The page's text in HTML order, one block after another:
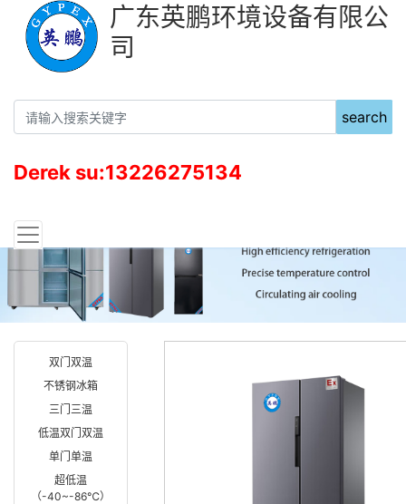
广东英鹏环境设备有限公
司
search
Derek su:13226275134
双门双温
不锈钢冰箱
三门三温
低温双门双温
单门单温
超低温
（-40~-86℃）